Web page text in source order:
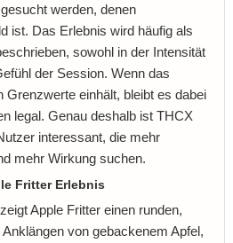
werden, denen
ist. Das Erlebnis wird häufig als
sowohl in der Intensität
der Session. Wenn das
Grenzwerte einhält, bleibt es dabei
legal. Genau deshalb ist THCX
interessant, die mehr
mehr Wirkung suchen.
Fritter Erlebnis
Apple Fritter einen runden,
von gebackenem Apfel,